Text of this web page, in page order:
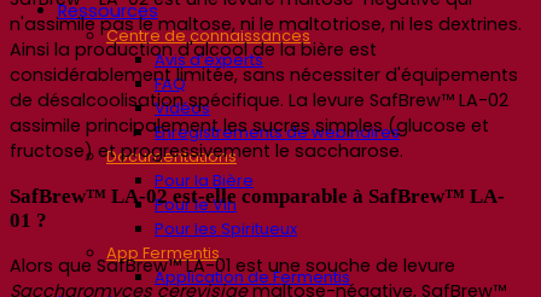
Ressources
Centre de connaissances
Avis d’experts
FAQ
Vidéos
Enregistrements de webinaires
Documentations
Pour la Bière
Pour le Vin
Pour les Spiritueux
App Fermentis
Application de Fermentis
n'assimile pas le maltose, ni le maltotriose, ni les dextrines.
Ainsi la production d'alcool de la bière est
considérablement limitée, sans nécessiter d'équipements
de désalcoolisation spécifique. La levure SafBrew™ LA-02
assimile principalement les sucres simples (glucose et
fructose) et progressivement le saccharose.
SafBrew™ LA-02 est-elle comparable à SafBrew™ LA-
01 ?
Alors que SafBrew™ LA-01 est une souche de levure
Saccharomyces cerevisiaemaltose-négative, SafBrew™